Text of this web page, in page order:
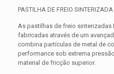
PASTILHA DE FREIO
As pastilhas de freio sinterizadas
fabricadas através de um
combina partículas de metal de
performance sob extrema
material de fricção superior.